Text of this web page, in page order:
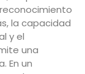
la capacidad
y el
una
En un